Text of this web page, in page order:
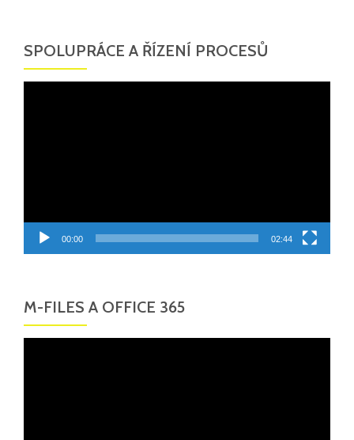
SPOLUPRÁCE A ŘÍZENÍ PROCESŮ
00:00 02:44
M-FILES A OFFICE 365